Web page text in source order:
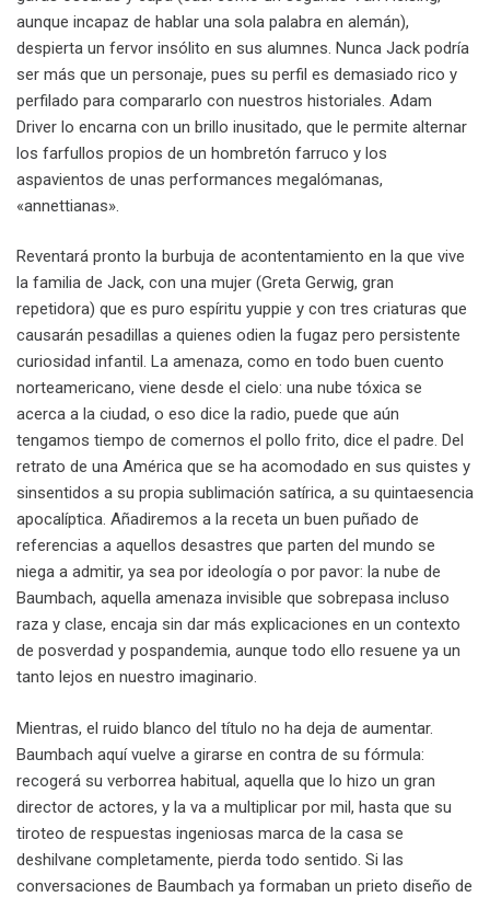
aunque incapaz de hablar una sola palabra en alemán),
despierta un fervor insólito en sus alumnes. Nunca Jack podría
ser más que un personaje, pues su perfil es demasiado rico y
perfilado para compararlo con nuestros historiales. Adam
Driver lo encarna con un brillo inusitado, que le permite alternar
los farfullos propios de un hombretón farruco y los
aspavientos de unas performances megalómanas,
«annettianas».
Reventará pronto la burbuja de acontentamiento en la que vive
la familia de Jack, con una mujer (Greta Gerwig, gran
repetidora) que es puro espíritu yuppie y con tres criaturas que
causarán pesadillas a quienes odien la fugaz pero persistente
curiosidad infantil. La amenaza, como en todo buen cuento
norteamericano, viene desde el cielo: una nube tóxica se
acerca a la ciudad, o eso dice la radio, puede que aún
tengamos tiempo de comernos el pollo frito, dice el padre. Del
retrato de una América que se ha acomodado en sus quistes y
sinsentidos a su propia sublimación satírica, a su quintaesencia
apocalíptica. Añadiremos a la receta un buen puñado de
referencias a aquellos desastres que parten del mundo se
niega a admitir, ya sea por ideología o por pavor: la nube de
Baumbach, aquella amenaza invisible que sobrepasa incluso
raza y clase, encaja sin dar más explicaciones en un contexto
de posverdad y pospandemia, aunque todo ello resuene ya un
tanto lejos en nuestro imaginario.
Mientras, el ruido blanco del título no ha deja de aumentar.
Baumbach aquí vuelve a girarse en contra de su fórmula:
recogerá su verborrea habitual, aquella que lo hizo un gran
director de actores, y la va a multiplicar por mil, hasta que su
tiroteo de respuestas ingeniosas marca de la casa se
deshilvane completamente, pierda todo sentido. Si las
conversaciones de Baumbach ya formaban un prieto diseño de